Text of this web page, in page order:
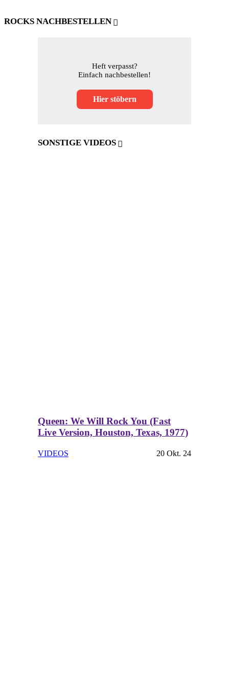
ROCKS NACHBESTELLEN
Heft verpasst?
Einfach nachbestellen!
Hier stöbern
SONSTIGE VIDEOS
Queen: We Will Rock You (Fast
Live Version, Houston, Texas, 1977)
VIDEOS 20 Okt. 24